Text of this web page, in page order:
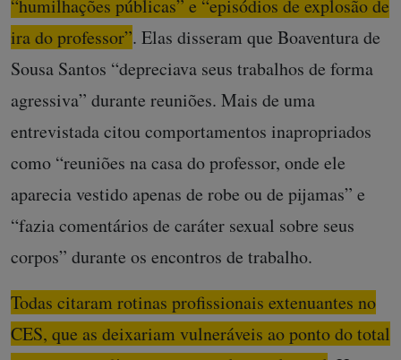
“humilhações públicas” e “episódios de explosão de
ira do professor”. Elas disseram que Boaventura de
Sousa Santos “depreciava seus trabalhos de forma
agressiva” durante reuniões. Mais de uma
entrevistada citou comportamentos inapropriados
como “reuniões na casa do professor, onde ele
aparecia vestido apenas de robe ou de pijamas” e
“fazia comentários de caráter sexual sobre seus
corpos” durante os encontros de trabalho.
Todas citaram rotinas profissionais extenuantes no
CES, que as deixariam vulneráveis ao ponto do total